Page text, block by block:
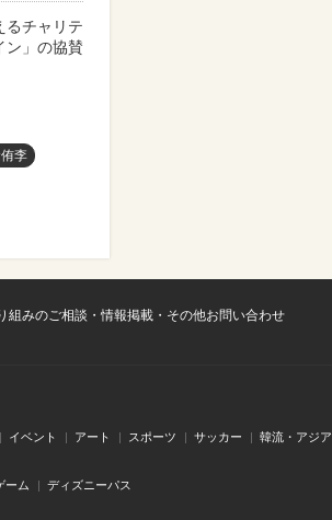
るチャリテ
ン」の協賛
李
組みのご相談・情報掲載・その他お問い合わせ
イベント アート スポーツ サッカー 韓流・アジア
ーム ディズニーパス